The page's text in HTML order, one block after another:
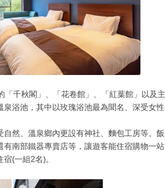
千秋閣」、「花卷館」、「紅葉館」以及
浴池，其中以玫瑰浴池最為聞名、深受女
然、溫泉鄉內更設有神社、麵包工房等。
南部鐵器專賣店等，讓遊客能住宿購物一
(一組2名)。